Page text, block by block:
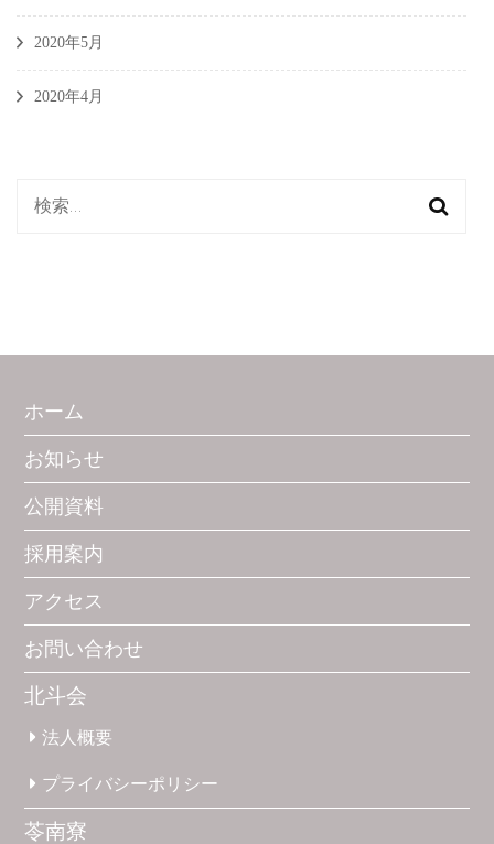
2020年5月
2020年4月
検
ホーム
お知らせ
公開資料
採用案内
アクセス
お問い合わせ
北斗会
法人概要
プライバシーポリシー
苓南寮